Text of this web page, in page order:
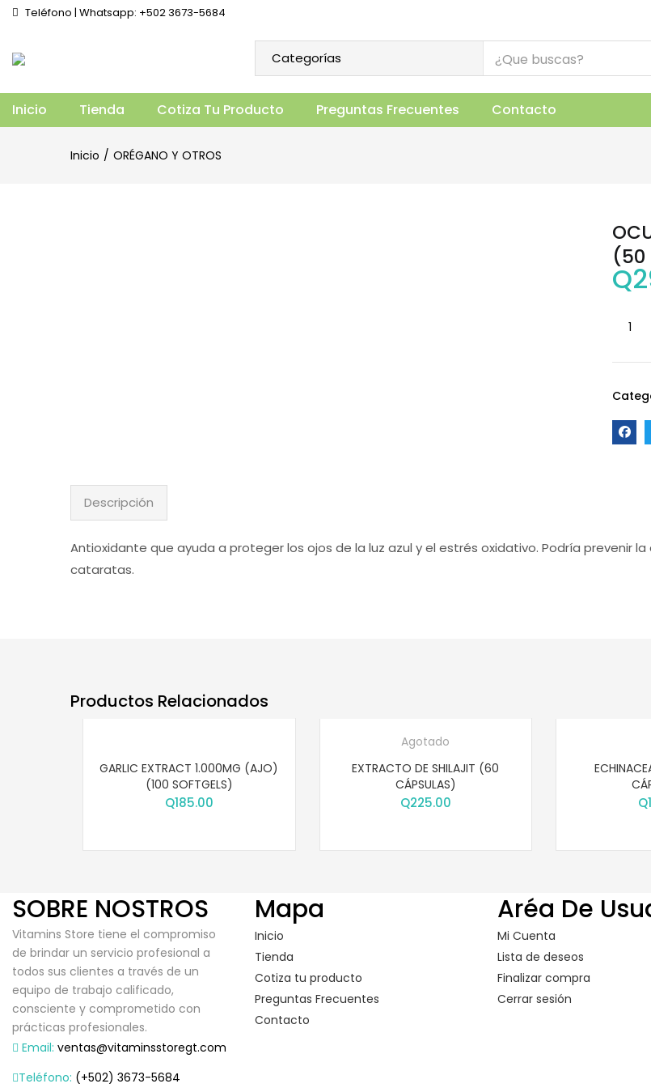
Teléfono | Whatsapp: +502 3673-5684
Inicio Tienda Cotiza Tu Producto Preguntas Frecuentes Contacto
Inicio ORÉGANO Y OTROS
OCUVITE – LUTEINA+ZEAXANTHIN+OMEGA3 (50 SOFTGELS)
Especificaciones Productos Relacionados
(50
Q
Descripción
Antioxidante que ayuda a proteger los ojos de la luz azul y el estrés oxidativo. Podría prevenir
cataratas.
Productos Relacionados
GARLIC EXTRACT 1.000MG (AJO)
(100 SOFTGELS)
Q185.00
Agotado
EXTRACTO DE SHILAJIT (60
CÁPSULAS)
Q225.00 Q
SOBRE NOSTROS
Vitamins Store tiene el compromiso
de brindar un servicio profesional a
todos sus clientes a través de un
equipo de trabajo calificado,
consciente y comprometido con
prácticas profesionales.
Email: ventas@vitaminsstoregt.com
Teléfono: (+502) 3673-5684
Mapa
Inicio
Tienda
Cotiza tu producto
Preguntas Frecuentes
Contacto
Aréa De
Mi Cuenta
Lista de deseos
Finalizar compra
Cerrar sesión